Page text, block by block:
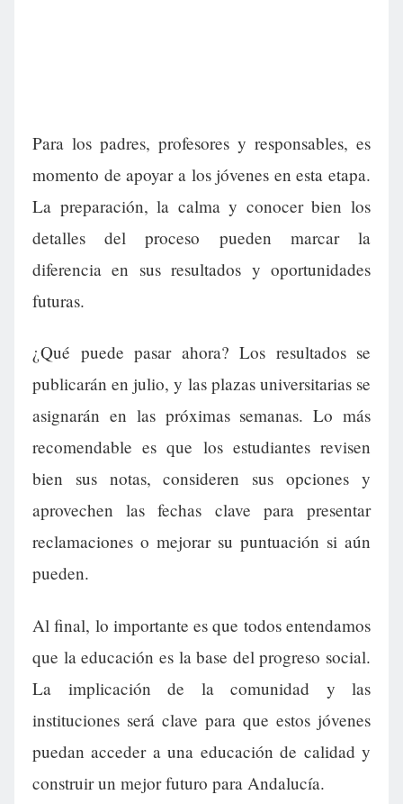
Para los padres, profesores y responsables, es
momento de apoyar a los jóvenes en esta etapa.
La preparación, la calma y conocer bien los
detalles del proceso pueden marcar la
diferencia en sus resultados y oportunidades
futuras.
¿Qué puede pasar ahora? Los resultados se
publicarán en julio, y las plazas universitarias se
asignarán en las próximas semanas. Lo más
recomendable es que los estudiantes revisen
bien sus notas, consideren sus opciones y
aprovechen las fechas clave para presentar
reclamaciones o mejorar su puntuación si aún
pueden.
Al final, lo importante es que todos entendamos
que la educación es la base del progreso social.
La implicación de la comunidad y las
instituciones será clave para que estos jóvenes
puedan acceder a una educación de calidad y
construir un mejor futuro para Andalucía.